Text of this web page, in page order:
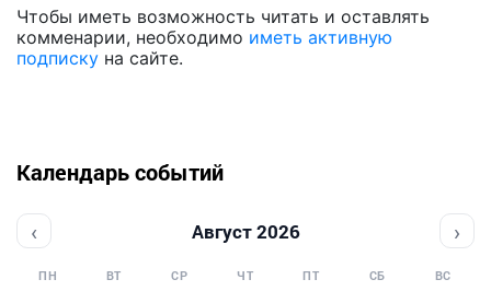
Чтобы иметь возможность читать и оставлять
комменарии, необходимо иметь активную
подписку на сайте.
Календарь событий
‹ Август 2026 ›
ПН ВТ СР ЧТ ПТ СБ ВС